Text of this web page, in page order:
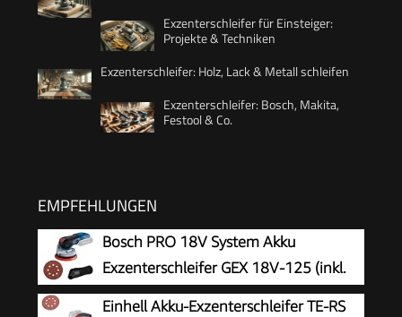
Exzenterschleifer für Einsteiger:
Projekte & Techniken
Exzenterschleifer: Holz, Lack & Metall schleifen
Exzenterschleifer: Bosch, Makita,
Festool & Co.
EMPFEHLUNGEN
Bosch PRO 18V System Akku
Exzenterschleifer GEX 18V-125 (inkl.
Schleifteller (125mm), 1x
Einhell Akku-Exzenterschleifer TE-RS